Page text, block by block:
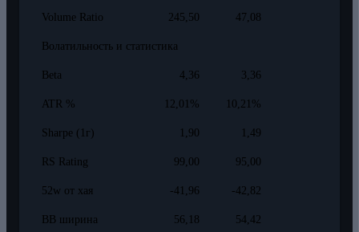
Volume Ratio 245,50 47,08
Волатильность и статистика
Beta 4,36 3,36
ATR % 12,01% 10,21%
Sharpe (1г) 1,90 1,49
RS Rating 99,00 95,00
52w от хая -41,96 -42,82
BB ширина 56,18 54,42